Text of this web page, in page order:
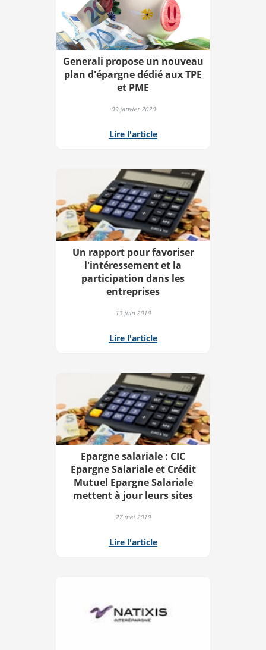
Generali propose un nouveau
plan d'épargne dédié aux TPE
et PME
09 janvier 2020
Lire l'article
Un rapport pour favoriser
l'intéressement et la
participation dans les
entreprises
13 juin 2019
Lire l'article
Epargne salariale : CIC
Epargne Salariale et Crédit
Mutuel Epargne Salariale
mettent à jour leurs sites
27 mai 2019
Lire l'article